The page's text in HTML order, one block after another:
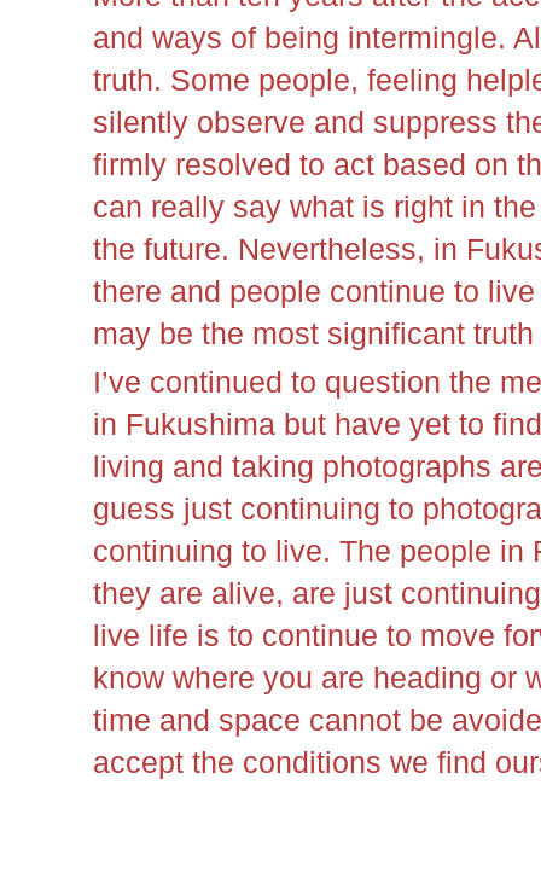
and ways of being intermingle.
truth. Some people, feeling
silently observe and suppress
firmly resolved to act based on
can really say what is right in
the future. Nevertheless, in
there and people continue to
may be the most significant
I’ve continued to question the
in Fukushima but have yet to
living and taking photographs
guess just continuing to
continuing to live. The people in
they are alive, are just
live life is to continue to move
know where you are heading or
time and space cannot be
accept the conditions we find